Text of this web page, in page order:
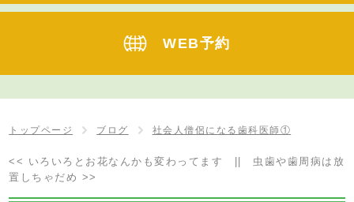
WEB予約
トップページ ブログ 社会人僧侶になる歯科医師①
<< いろいろとお花なんかも変わってます
虫歯や歯周病は放
置しちゃだめ >>